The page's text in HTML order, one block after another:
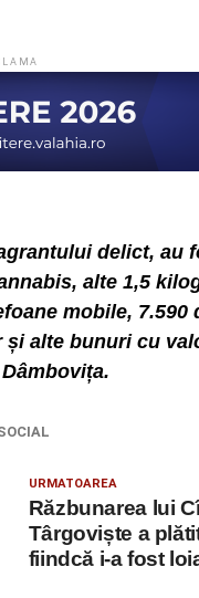
delict, au
alte 1,5
mobile, 7.590
alte bunuri cu
URMATOAREA
Răzbunarea lui
Târgoviște a
fiindcă i-a fost